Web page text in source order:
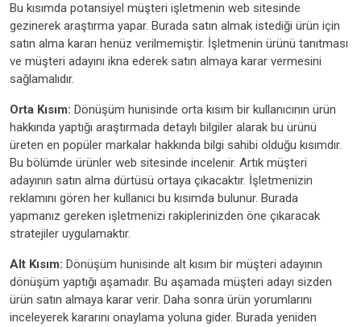
Bu kısımda potansiyel müşteri işletmenin web sitesinde
gezinerek araştırma yapar. Burada satın almak istediği ürün için
satın alma kararı henüz verilmemiştir. İşletmenin ürünü tanıtması
ve müşteri adayını ikna ederek satın almaya karar vermesini
sağlamalıdır.
Orta Kısım: Dönüşüm hunisinde orta kısım bir kullanıcının ürün
hakkında yaptığı araştırmada detaylı bilgiler alarak bu ürünü
üreten en popüler markalar hakkında bilgi sahibi olduğu kısımdır.
Bu bölümde ürünler web sitesinde incelenir. Artık müşteri
adayının satın alma dürtüsü ortaya çıkacaktır. İşletmenizin
reklamını gören her kullanıcı bu kısımda bulunur. Burada
yapmanız gereken işletmenizi rakiplerinizden öne çıkaracak
stratejiler uygulamaktır.
Alt Kısım: Dönüşüm hunisinde alt kısım bir müşteri adayının
dönüşüm yaptığı aşamadır. Bu aşamada müşteri adayı sizden
ürün satın almaya karar verir. Daha sonra ürün yorumlarını
inceleyerek kararını onaylama yoluna gider. Burada yeniden